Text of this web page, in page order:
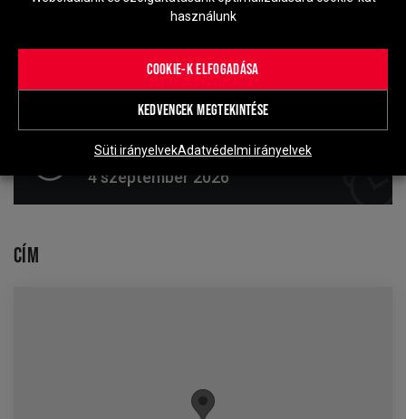
használunk
COOKIE-K ELFOGADÁSA
KEDVENCEK MEGTEKINTÉSE
Süti irányelvekAdatvédelmi irányelvek
Határidő
4 szeptember 2026
CÍM